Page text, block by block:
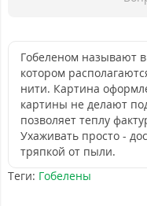
Гобеленом называют
котором
нити. Картина
картины не делают
позволяет теплу
Ухаживать просто -
тряпкой от пыли.
Теги: Гобелены